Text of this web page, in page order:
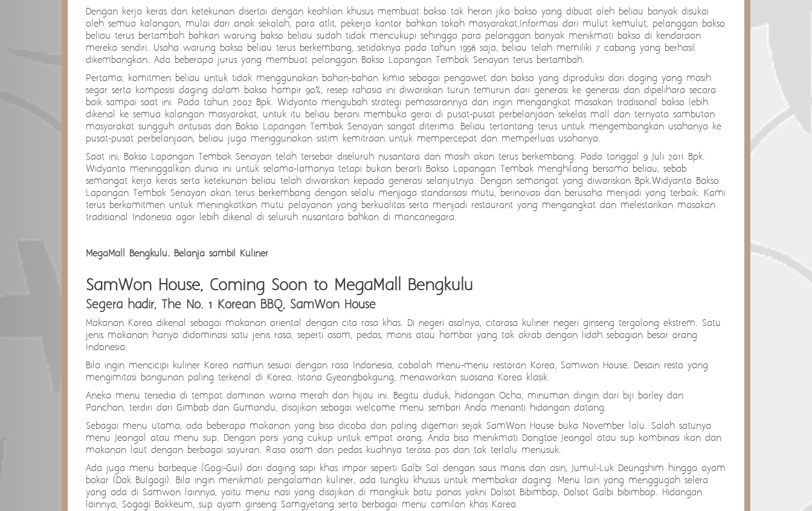
Dengan kerja keras dan ketekunan disertai dengan keahlian khusus membuat bakso tak heran jika bakso yang dibuat oleh beliau banyak disukai
oleh semua kalangan, mulai dari anak sekolah, para atlit, pekerja kantor bahkan tokoh masyarakat.Informasi dari mulut kemulut, pelanggan bakso
beliau terus bertambah bahkan warung bakso beliau sudah tidak mencukupi sehingga para pelanggan banyak menikmati bakso di kendaraan
mereka sendiri. Usaha warung bakso beliau terus berkembang, setidaknya pada tahun 1998 saja, beliau telah memiliki 7 cabang yang berhasil
dikembangkan. Ada beberapa jurus yang membuat pelanggan Bakso Lapangan Tembak Senayan terus bertambah.
Pertama, komitmen beliau untuk tidak menggunakan bahan-bahan kimia sebagai pengawet dan bakso yang diproduksi dari daging yang masih
segar serta komposisi daging dalam bakso hampir 90%, resep rahasia ini diwariskan turun temurun dari generasi ke generasi dan dipelihara secara
baik sampai saat ini. Pada tahun 2002 Bpk. Widyanto mengubah strategi pemasarannya dan ingin mengangkat masakan tradisonal bakso lebih
dikenal ke semua kalangan masyarakat, untuk itu beliau berani membuka gerai di pusat-pusat perbelanjaan sekelas mall dan ternyata sambutan
masyarakat sungguh antusias dan Bakso Lapangan Tembak Senayan sangat diterima. Beliau tertantang terus untuk mengembangkan usahanya ke
pusat-pusat perbelanjaan, beliau juga menggunakan sistim kemitraan untuk mempercepat dan memperluas usahanya.
Saat ini, Bakso Lapangan Tembak Senayan telah tersebar diseluruh nusantara dan masih akan terus berkembang. Pada tanggal 9 Juli 2011 Bpk.
Widyanto meninggalkan dunia ini untuk selama-lamanya tetapi bukan berarti Bakso Lapangan Tembak menghilang bersama beliau, sebab
semangat kerja keras serta ketekunan beliau telah diwariskan kepada generasi selanjutnya. Dengan semangat yang diwariskan Bpk.Widyanto Bakso
Lapangan Tembak Senayan akan terus berkembang dengan selalu menjaga standarisasi mutu, berinovasi dan berusaha menjadi yang terbaik. Kami
terus berkomitmen untuk meningkatkan mutu pelayanan yang berkualitas serta menjadi restaurant yang mengangkat dan melestarikan masakan
tradisional Indonesia agar lebih dikenal di seluruh nusantara bahkan di mancanegara.
MegaMall Bengkulu. Belanja sambil Kuliner
SamWon House, Coming Soon to MegaMall Bengkulu
Segera hadir, The No. 1 Korean BBQ, SamWon House
Makanan Korea dikenal sebagai makanan oriental dengan cita rasa khas. Di negeri asalnya, citarasa kuliner negeri ginseng tergolong ekstrem. Satu
jenis makanan hanya didominasi satu jenis rasa, seperti asam, pedas, manis atau hambar yang tak akrab dengan lidah sebagian besar orang
Indonesia.
Bila ingin mencicipi kuliner Korea namun sesuai dengan rasa Indonesia, cobalah menu-menu restoran Korea, Samwon House. Desain resto yang
mengimitasi bangunan paling terkenal di Korea, Istana Gyeongbokgung, menawarkan suasana Korea klasik.
Aneka menu tersedia di tempat dominan warna merah dan hijau ini. Begitu duduk, hidangan Ocha, minuman dingin dari biji barley dan
Panchan, terdiri dari Gimbab dan Gumandu, disajikan sebagai welcome menu sembari Anda menanti hidangan datang.
Sebagai menu utama, ada beberapa makanan yang bisa dicoba dan paling digemari sejak SamWon House buka November lalu. Salah satunya
menu Jeongol atau menu sup. Dengan porsi yang cukup untuk empat orang, Anda bisa menikmati Dongtae Jeongol atau sup kombinasi ikan dan
makanan laut dengan berbagai sayuran. Rasa asam dan pedas kuahnya terasa pas dan tak terlalu menusuk.
Ada juga menu barbeque (Gogi-Gui) dari daging sapi khas impor seperti Galbi Sal dengan saus manis dan asin, Jumul-Luk Deungshim hingga ayam
bakar (Dak Bulgogi). Bila ingin menikmati pengalaman kuliner, ada tungku khusus untuk membakar daging. Menu lain yang menggugah selera
yang ada di Samwon lainnya, yaitu menu nasi yang disajikan di mangkuk batu panas yakni Dolsot Bibimbap, Dolsot Galbi bibimbap. Hidangan
lainnya, Sogogi Bokkeum, sup ayam ginseng Samgyetang serta berbagai menu camilan khas Korea.